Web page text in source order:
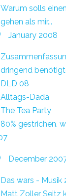
Warum solls
gehen als mir...
January 2008
dringend
DLD 08
Alltags-Dada
The Tea Party
80% gestrichen.
December
Das wars - Musik
Matt Zoller Seitz